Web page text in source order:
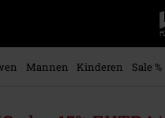
Mannen Kinderen Sale %